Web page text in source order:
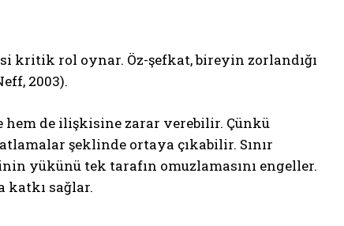
kritik rol oynar. Öz-şefkat, bireyin zorlandığı
2003).
de ilişkisine zarar verebilir. Çünkü
şeklinde ortaya çıkabilir. Sınır
yükünü tek tarafın omuzlamasını engeller.
katkı sağlar.